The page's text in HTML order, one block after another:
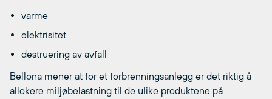
varme
elektrisitet
destruering av avfall
Bellona mener at for et forbrenningsanlegg er det riktig å
allokere miljøbelastning til de ulike produktene på